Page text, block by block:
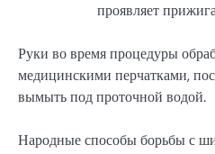
проявляет
Руки во время процедуры
медицинскими перчатками,
вымыть под проточной водой.
Народные способы борьбы с